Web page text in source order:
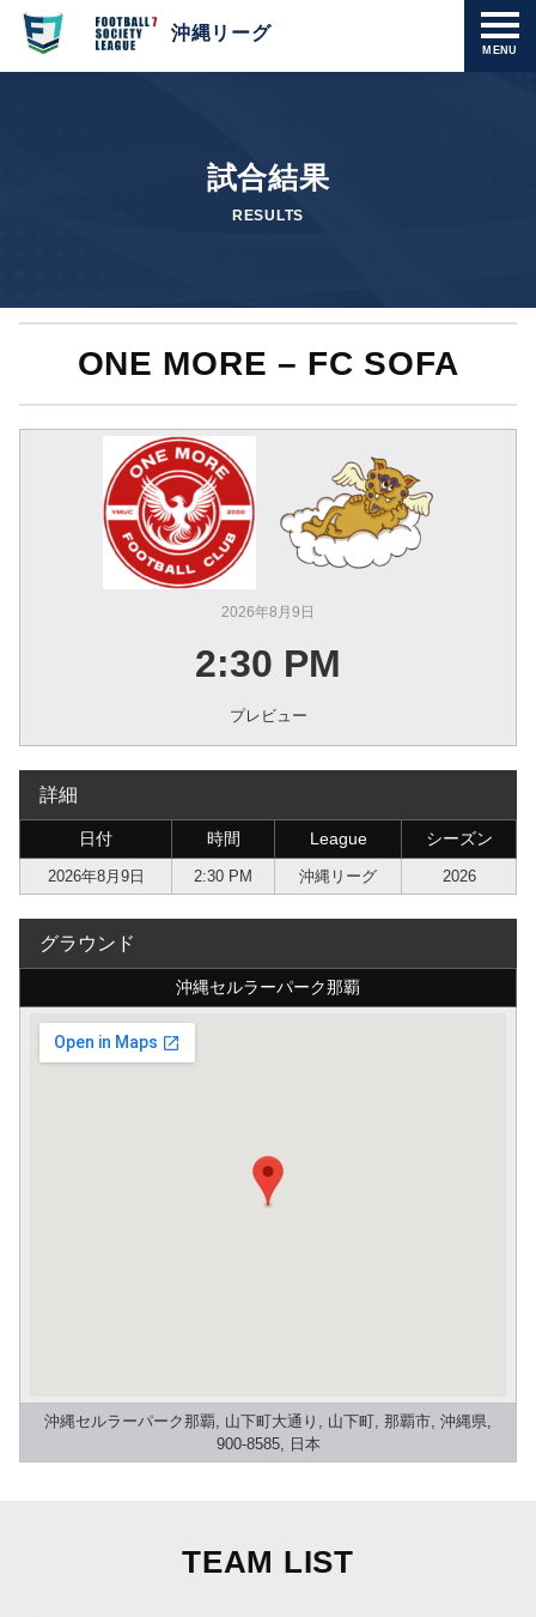
MENU
沖縄リーグ
試合結果
RESULTS
ONE MORE – FC SOFA
2026年8月9日
2:30 PM
プレビュー
詳細
日付 時間 League シーズン
2026年8月9日 2:30 PM 沖縄リーグ 2026
グラウンド
沖縄セルラーパーク那覇
沖縄セルラーパーク那覇, 山下町大通り, 山下町, 那覇市, 沖縄県,
900-8585, 日本
TEAM LIST